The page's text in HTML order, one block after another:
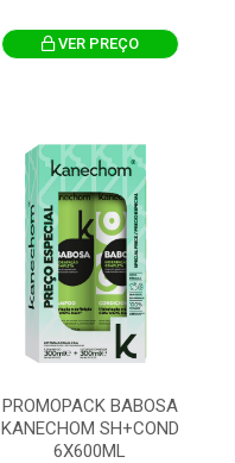
VER PREÇO
PROMOPACK BABOSA
KANECHOM SH+COND
6X600ML